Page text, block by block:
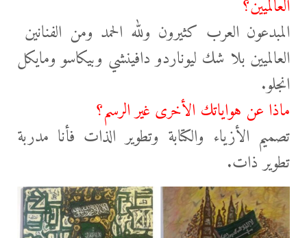
العالميين؟
المبدعون العرب كثيرون ولله الحمد ومن الفنانين
العالميين بلا شك ليوناردو دافينشي وبيكاسو ومايكل
انجلو.
ماذا عن هواياتك الأخرى غير الرسم؟
تصميم الأزياء والكتابة وتطوير الذات فأنا مدربة
تطوير ذات.